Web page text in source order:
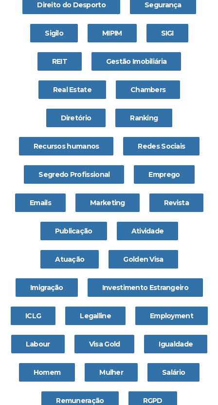
Direito do Desporto Segurança
Sigilo MIPIM SIGI
REIT Gestão Imobiliária
Real Estate Chambers
Diretório Ranking
Recursos humanos Redes Sociais
Segredo Profissional Emprego
Emails Marketing Revista
Publicação Atividade
Atuação Golden Visa
Imigração Investimento Estrangeiro
ICLG Legalline Employment
Labour Visa Gold Igualdade
Homem Mulher Salário
Remuneração RGPD